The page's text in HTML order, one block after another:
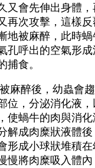
又會先伸出身體
再次攻擊，這樣反
地被麻醉，此時
孔呼出的空氣形
捕食。
醉後，幼蟲會趨
位，分泌消化液
使蝸牛的肉與消
解成肉糜狀液體
形成小球狀堆積
慢將肉糜吸入體